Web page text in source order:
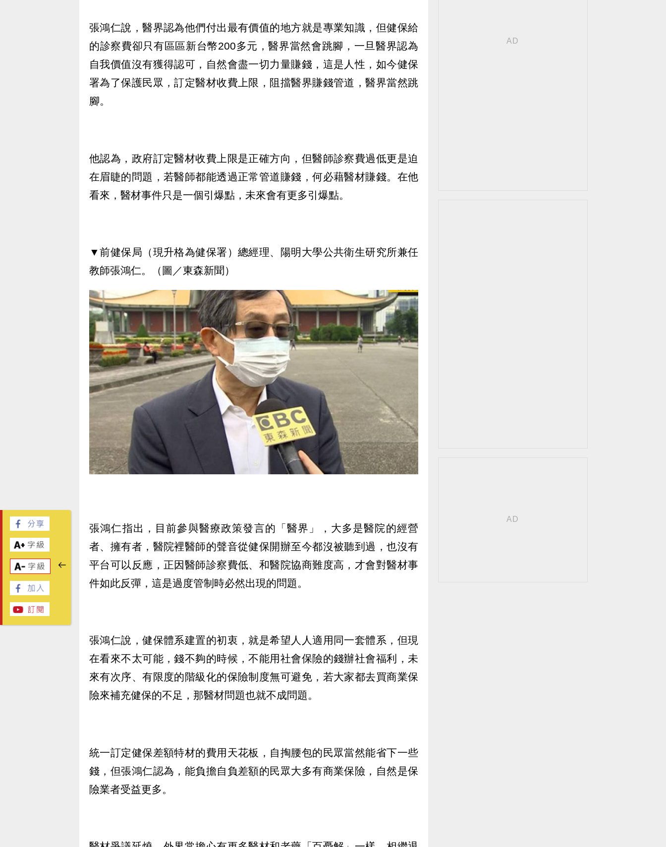
張鴻仁說，醫界認為他們付出最有價值的地方就是專業知識，但健保給
的診察費卻只有區區新台幣200多元，醫界當然會跳腳，一旦醫界認為
自我價值沒有獲得認可，自然會盡一切力量賺錢，這是人性，如今健保
署為了保護民眾，訂定醫材收費上限，阻擋醫界賺錢管道，醫界當然跳
腳。
他認為，政府訂定醫材收費上限是正確方向，但醫師診察費過低更是迫
在眉睫的問題，若醫師都能透過正常管道賺錢，何必藉醫材賺錢。在他
看來，醫材事件只是一個引爆點，未來會有更多引爆點。
▼前健保局（現升格為健保署）總經理、陽明大學公共衛生研究所兼任
教師張鴻仁。（圖／東森新聞）
張鴻仁指出，目前參與醫療政策發言的「醫界」，大多是醫院的經營
者、擁有者，醫院裡醫師的聲音從健保開辦至今都沒被聽到過，也沒有
平台可以反應，正因醫師診察費低、和醫院協商難度高，才會對醫材事
件如此反彈，這是過度管制時必然出現的問題。
張鴻仁說，健保體系建置的初衷，就是希望人人適用同一套體系，但現
在看來不太可能，錢不夠的時候，不能用社會保險的錢辦社會福利，未
來有次序、有限度的階級化的保險制度無可避免，若大家都去買商業保
險來補充健保的不足，那醫材問題也就不成問題。
統一訂定健保差額特材的費用天花板，自掏腰包的民眾當然能省下一些
錢，但張鴻仁認為，能負擔自負差額的民眾大多有商業保險，自然是保
險業者受益更多。